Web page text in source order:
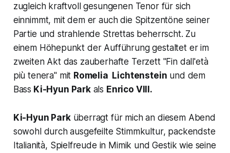
zugleich kraftvoll gesungenen Tenor für sich
einnimmt, mit dem er auch die Spitzentöne seiner
Partie und strahlende Strettas beherrscht. Zu
einem Höhepunkt der Aufführung gestaltet er im
zweiten Akt das zauberhafte Terzett"Fin dall'età
più tenera"mit Romelia Lichtenstein und dem
Bass Ki-Hyun Parkals Enrico VIII.
Ki-Hyun Parküberragt für mich an diesem Abend
sowohl durch ausgefeilte Stimmkultur, packendste
Italianità, Spielfreude in Mimik und Gestik wie seine